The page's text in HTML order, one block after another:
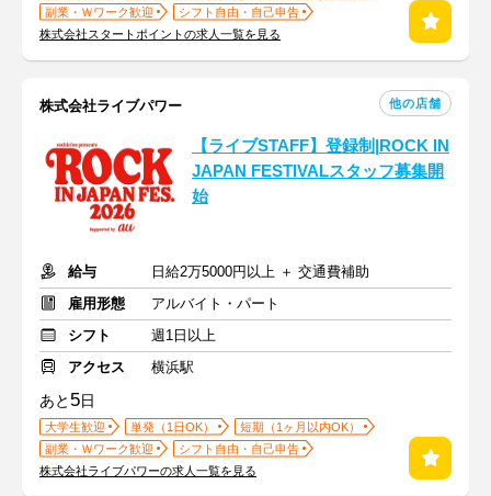
副業・Ｗワーク歓迎
シフト自由・自己申告
株式会社スタートポイントの求人一覧を見る
株式会社ライブパワー 他の店舗
【ライブSTAFF】登録制|ROCK IN
JAPAN FESTIVALスタッフ募集開
始
給与
日給2万5000円以上 ＋ 交通費補助
雇用形態
アルバイト・パート
シフト
週1日以上
アクセス
横浜駅
あと 5日
大学生歓迎 単発（1日OK）
短期（1ヶ月以内OK）
副業・Ｗワーク歓迎
シフト自由・自己申告
株式会社ライブパワーの求人一覧を見る